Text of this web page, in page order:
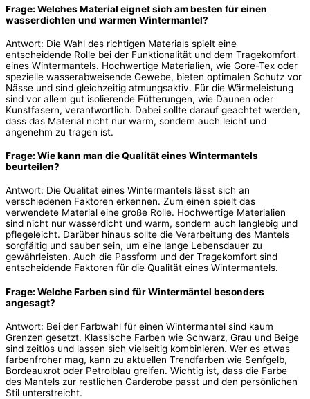
Frage: Welches Material eignet sich am besten für einen
wasserdichten und warmen Wintermantel?
Antwort: Die Wahl des richtigen Materials spielt eine
entscheidende Rolle bei der Funktionalität und dem Tragekomfort
eines Wintermantels. Hochwertige Materialien, wie Gore-Tex oder
spezielle wasserabweisende Gewebe, bieten optimalen Schutz vor
Nässe und sind gleichzeitig atmungsaktiv. Für die Wärmeleistung
sind vor allem gut isolierende Fütterungen, wie Daunen oder
Kunstfasern, verantwortlich. Dabei sollte darauf geachtet werden,
dass das Material nicht nur warm, sondern auch leicht und
angenehm zu tragen ist.
Frage: Wie kann man die Qualität eines Wintermantels
beurteilen?
Antwort: Die Qualität eines Wintermantels lässt sich an
verschiedenen Faktoren erkennen. Zum einen spielt das
verwendete Material eine große Rolle. Hochwertige Materialien
sind nicht nur wasserdicht und warm, sondern auch langlebig und
pflegeleicht. Darüber hinaus sollte die Verarbeitung des Mantels
sorgfältig und sauber sein, um eine lange Lebensdauer zu
gewährleisten. Auch die Passform und der Tragekomfort sind
entscheidende Faktoren für die Qualität eines Wintermantels.
Frage: Welche Farben sind für Wintermäntel besonders
angesagt?
Antwort: Bei der Farbwahl für einen Wintermantel sind kaum
Grenzen gesetzt. Klassische Farben wie Schwarz, Grau und Beige
sind zeitlos und lassen sich vielseitig kombinieren. Wer es etwas
farbenfroher mag, kann zu aktuellen Trendfarben wie Senfgelb,
Bordeauxrot oder Petrolblau greifen. Wichtig ist, dass die Farbe
des Mantels zur restlichen Garderobe passt und den persönlichen
Stil unterstreicht.